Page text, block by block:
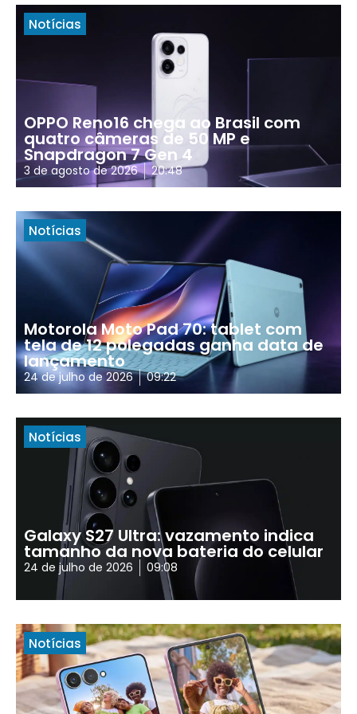
Notícias
OPPO Reno16 chega ao Brasil com
quatro câmeras de 50 MP e
Snapdragon 7 Gen 4
3 de agosto de 2026 20:48
Notícias
Motorola Moto Pad 70: tablet com
tela de 12 polegadas ganha data de
lançamento
24 de julho de 2026 09:22
Notícias
Galaxy S27 Ultra: vazamento indica
tamanho da nova bateria do celular
24 de julho de 2026 09:08
Notícias